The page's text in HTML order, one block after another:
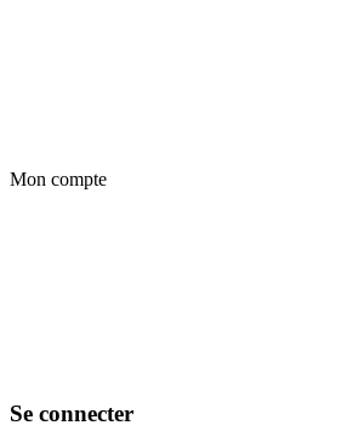
Mon compte
Se connecter